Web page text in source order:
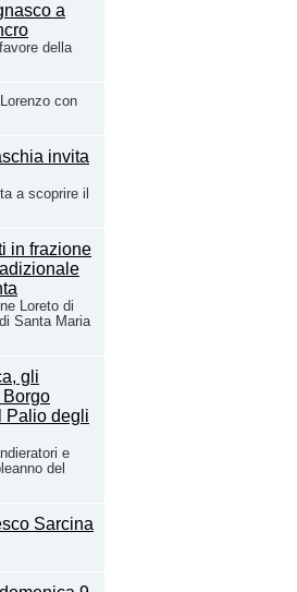
della
con
a scoprire il
Loreto di
Santa Maria
e
del